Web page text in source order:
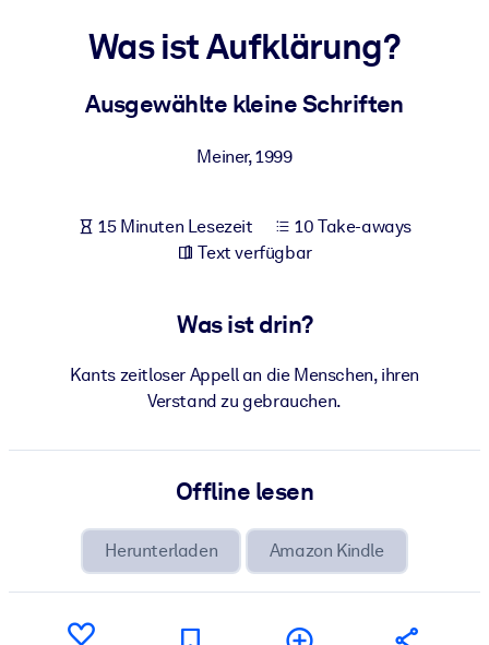
Bauen Sie eine gesunde und resiliente Belegschaft auf.
Für Unternehmensbibliotheken
vertrauenswürdigem, praxisnahem Business-Wissen.
Nutzen Sie verlässliches, strukturiertes Wissen, um die Ergebnisse
Ihrer KI-Systeme zu optimieren.
Was ist Aufklärung?
Ausgewählte kleine Schriften
Meiner,1999
15 Minuten Lesezeit
10 Take-aways
Text verfügbar
Was ist drin?
Kants zeitloser Appell an die Menschen, ihren
Verstand zu gebrauchen.
Offline lesen
Herunterladen Amazon Kindle